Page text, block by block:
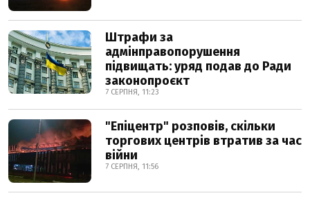
Штрафи за
адмінправопорушення
підвищать: уряд подав до Ради
законопроєкт
7 СЕРПНЯ, 11:23
"Епіцентр" розповів, скільки
торгових центрів втратив за час
війни
7 СЕРПНЯ, 11:56